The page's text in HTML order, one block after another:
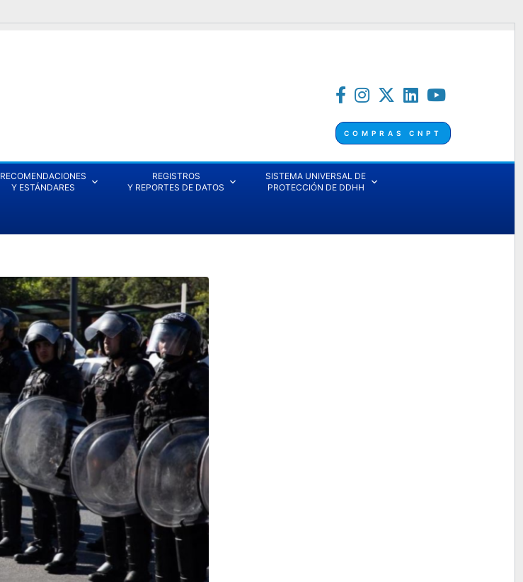
COMPRAS CNPT
RECOMENDACIONES
Y ESTÁNDARES
REGISTROS
Y REPORTES DE DATOS
SISTEMA UNIVERSAL DE
PROTECCIÓN DE DDHH